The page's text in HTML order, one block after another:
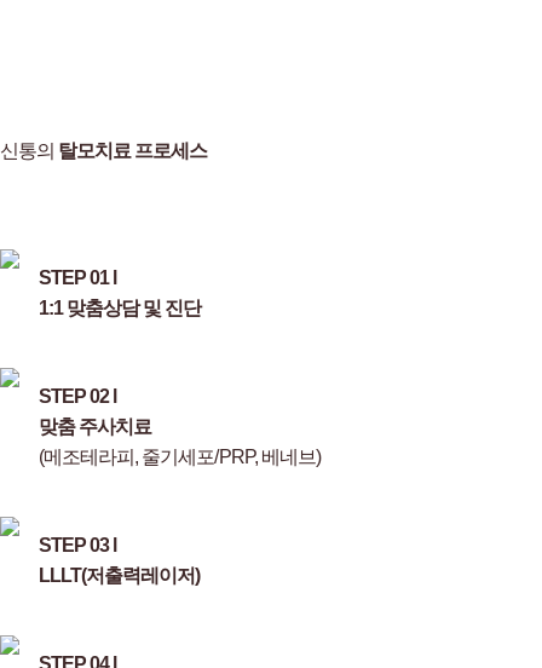
신통의 탈모치료 프로세스
STEP 01 l
1:1 맞춤상담 및 진단
STEP 02 l
맞춤 주사치료
(메조테라피, 줄기세포/PRP, 베네브)
STEP 03 l
LLLT(저출력레이저)
STEP 04 l